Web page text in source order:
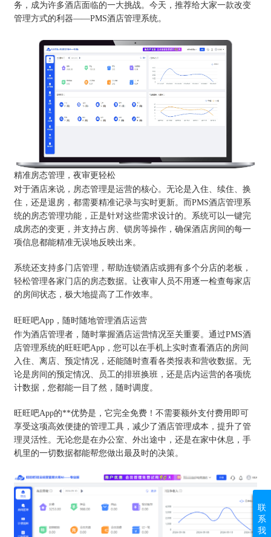
务，成为许多酒店面临的一大挑战。今天，推荐给大家一款改变
管理方式的利器——PMS酒店管理系统。
精准房态管理，夜审更轻松
对于酒店来说，房态管理是运营的核心。无论是入住、续住、换
住，还是退房，都需要精准记录与实时更新。而PMS酒店管理系
统的房态管理功能，正是针对这些需求设计的。系统可以一键完
成房态的变更，并支持占房、锁房等操作，确保酒店房间的每一
项信息都能精准无误地反映出来。
系统还支持多门店管理，帮助连锁酒店或拥有多个分店的老板，
轻松管理各家门店的房态数据。让夜审人员不用逐一检查每家店
的房间状态，极大地提高了工作效率。
旺旺吧App，随时随地管理酒店运营
作为酒店管理者，随时掌握酒店运营情况至关重要。通过PMS酒
店管理系统的旺旺吧App，您可以在手机上实时查看酒店的房间
入住、离店、预定情况，还能随时查看各类报表和营收数据。无
论是房间的预定情况、员工的排班换班，还是店内运营的各项统
计数据，您都能一目了然，随时调度。
旺旺吧App的**优势是，它完全免费！不需要额外支付费用即可
享受这项高效便捷的管理工具，减少了酒店管理成本，提升了管
理灵活性。无论您是在办公室、外出途中，还是在家中休息，手
机里的一切数据都能帮您做出最及时的决策。
联
系
我